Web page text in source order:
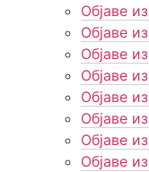
Објаве
Објаве
Објаве
Објаве
Објаве
Објаве
Објаве
Објаве